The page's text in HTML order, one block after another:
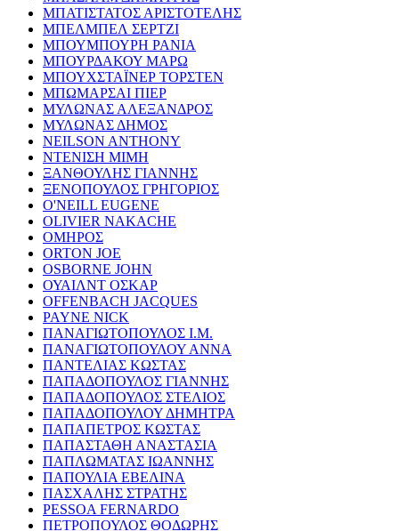
ΜΠΑΤΙΣΤΑΤΟΣ ΑΡΙΣΤΟΤΕΛΗΣ
ΜΠΕΛΜΠΕΛ ΣΕΡΤΖΙ
ΜΠΟΥΜΠΟΥΡΗ ΡΑΝΙΑ
ΜΠΟΥΡΔΑΚΟΥ ΜΑΡΩ
ΜΠΟΥΧΣΤΑΪΝΕΡ ΤΟΡΣΤΕΝ
ΜΠΩΜΑΡΣΑΙ ΠΙΕΡ
ΜΥΛΩΝΑΣ ΑΛΕΞΑΝΔΡΟΣ
ΜΥΛΩΝΑΣ ΔΗΜΟΣ
NEILSON ANTHONY
ΝΤΕΝΙΣΗ ΜΙΜΗ
ΞΑΝΘΟΥΛΗΣ ΓΙΑΝΝΗΣ
ΞΕΝΟΠΟΥΛΟΣ ΓΡΗΓΟΡΙΟΣ
O'NEILL EUGENE
OLIVIER NAKACHE
ΟΜΗΡΟΣ
ORTON JOE
OSBORNE JOHN
ΟΥΑΙΛΝΤ ΟΣΚΑΡ
OFFENBACH JACQUES
PAYNE NICK
ΠΑΝΑΓΙΩΤΟΠΟΥΛΟΣ Ι.Μ.
ΠΑΝΑΓΙΩΤΟΠΟΥΛΟΥ ΑΝΝΑ
ΠΑΝΤΕΛΙΑΣ ΚΩΣΤΑΣ
ΠΑΠΑΔΟΠΟΥΛΟΣ ΓΙΑΝΝΗΣ
ΠΑΠΑΔΟΠΟΥΛΟΣ ΣΤΕΛΙΟΣ
ΠΑΠΑΔΟΠΟΥΛΟΥ ΔΗΜΗΤΡΑ
ΠΑΠΑΠΕΤΡΟΣ ΚΩΣΤΑΣ
ΠΑΠΑΣΤΑΘΗ ΑΝΑΣΤΑΣΙΑ
ΠΑΠΛΩΜΑΤΑΣ ΙΩΑΝΝΗΣ
ΠΑΠΟΥΛΙΑ ΕΒΕΛΙΝΑ
ΠΑΣΧΑΛΗΣ ΣΤΡΑΤΗΣ
PESSOA FERNARDO
ΠΕΤΡΟΠΟΥΛΟΣ ΘΟΔΩΡΗΣ